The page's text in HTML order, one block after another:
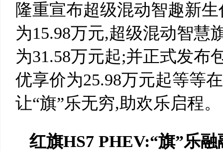
隆重宣布超级混动智趣新
为15.98万元,超级混动智慧
为31.58万元起;并正式发布
优享价为25.98万元起等等
让“旗”乐无穷,助欢乐启程。
红旗HS7 PHEV:“旗”乐